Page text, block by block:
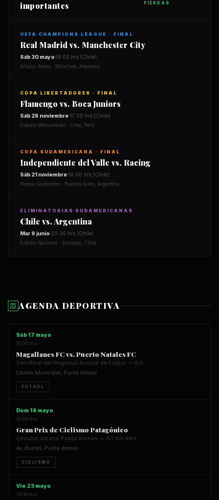
importantes
PIERDAS
UEFA CHAMPIONS LEAGUE · FINAL
Real Madrid vs. Manchester City
Sáb 30 mayo 16:00 hrs (Chile)
Allianz Arena · München, Alemania
COPA LIBERTADORES · FINAL
Flamengo vs. Boca Juniors
Sáb 28 noviembre 17:00 hrs (Chile)
Estadio Monumental · Lima, Perú
COPA SUDAMERICANA · FINAL
Independiente del Valle vs. Racing
Sáb 21 noviembre 16:00 hrs (Chile)
Nuevo Gasómetro · Buenos Aires, Argentina
ELIMINATORIAS SUDAMERICANAS
Chile vs. Argentina
Mar 9 junio 20:30 hrs (Chile)
Estadio Nacional · Santiago, Chile
AGENDA DEPORTIVA
Sáb 17 mayo
15:00 hrs
Magallanes FC vs. Puerto Natales FC
Semifinal del Regional Austral de Fútbol — IDA
Estadio Municipal, Punta Arenas
FÚTBOL
Dom 18 mayo
10:00 hrs
Gran Prix de Ciclismo Patagónico
Circuito urbano Punta Arenas — 80 km élite
Av. Bulnes, Punta Arenas
CICLISMO
Vie 23 mayo
19:30 hrs